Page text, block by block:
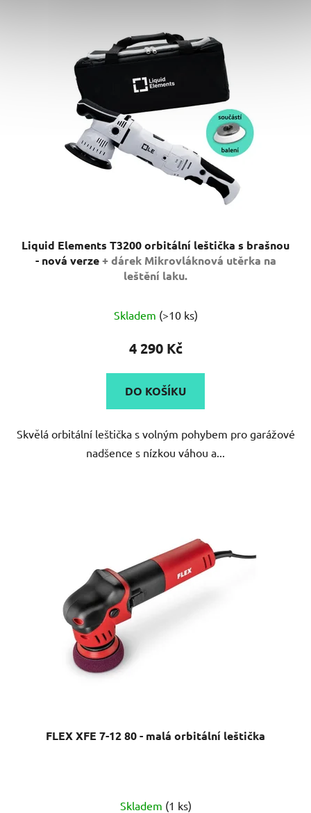
Liquid Elements T3200 orbitální leštička s brašnou
- nová verze+ dárek Mikrovláknová utěrka na
leštění laku.
hodnocení
produktu
5,0
z
hvězdiček.
Skladem (>10 ks)
4 290 Kč
DO KOŠÍKU
Skvělá orbitální leštička s volným pohybem pro garážové
nadšence s nízkou váhou a...
FLEX XFE 7-12 80 - malá orbitální leštička
Skladem (1 ks)